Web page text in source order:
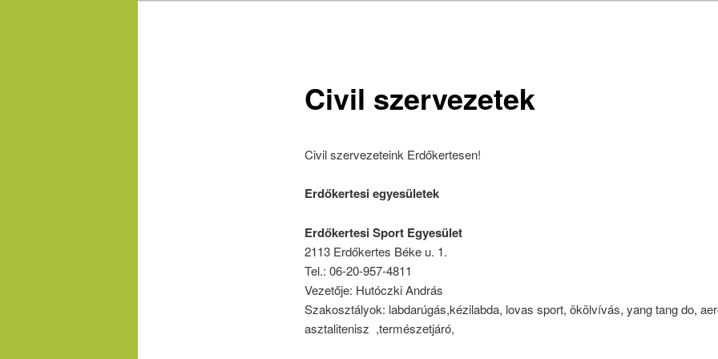
Civil szervezetek
Civil szervezeteink Erdőkertesen!
Erdőkertesi egyesületek
Erdőkertesi Sport Egyesület
2113 Erdőkertes Béke u. 1.
Tel.: 06-20-957-4811
Vezetője: Hutóczki András
Szakosztályok: labdarúgás,kézilabda, lovas sport, ökölvívás, yang tang do,
asztalitenisz ,természetjáró,